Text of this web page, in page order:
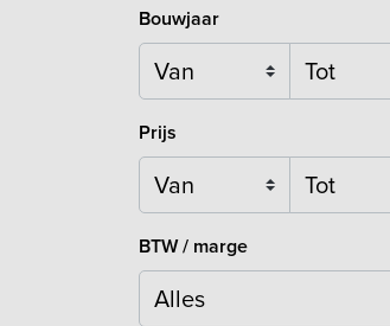
Bouwjaar
Prijs
BTW / marge